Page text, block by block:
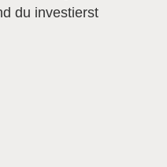
du investierst